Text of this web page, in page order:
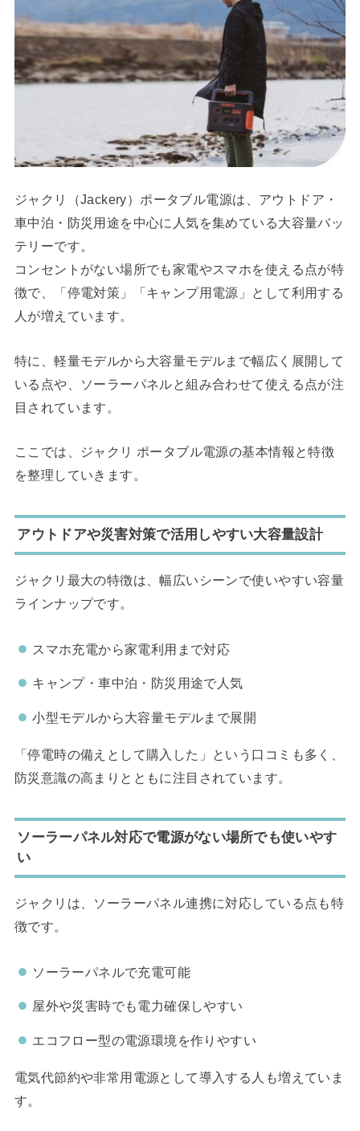
ジャクリ（Jackery）ポータブル電源は、アウトドア・
車中泊・防災用途を中心に人気を集めている大容量バッ
テリーです。
コンセントがない場所でも家電やスマホを使える点が特
徴で、「停電対策」「キャンプ用電源」として利用する
人が増えています。
特に、軽量モデルから大容量モデルまで幅広く展開して
いる点や、ソーラーパネルと組み合わせて使える点が注
目されています。
ここでは、ジャクリ ポータブル電源の基本情報と特徴
を整理していきます。
アウトドアや災害対策で活用しやすい大容量設計
ジャクリ最大の特徴は、幅広いシーンで使いやすい容量
ラインナップです。
スマホ充電から家電利用まで対応
キャンプ・車中泊・防災用途で人気
小型モデルから大容量モデルまで展開
「停電時の備えとして購入した」という口コミも多く、
防災意識の高まりとともに注目されています。
ソーラーパネル対応で電源がない場所でも使いやす
い
ジャクリは、ソーラーパネル連携に対応している点も特
徴です。
ソーラーパネルで充電可能
屋外や災害時でも電力確保しやすい
エコフロー型の電源環境を作りやすい
電気代節約や非常用電源として導入する人も増えていま
す。